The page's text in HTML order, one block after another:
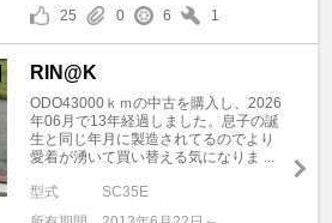
25 0 6 1
RIN@K
ODO43000ｋｍの中古を購入し、2026
年06月で13年経過しました。息子の誕
生と同じ年月に製造されてるのでより
愛着が湧いて買い替える気になりま ...
型式
SC35E